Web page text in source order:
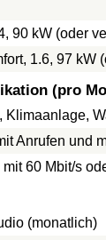
90 kW (oder
1.6, 97 kW
(pro
Anrufen und
60 Mbit/s
(monatlich)